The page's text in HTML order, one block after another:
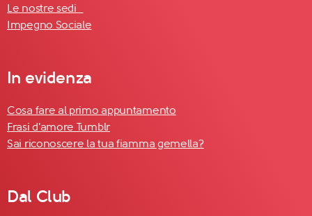
Le nostre sedi
Impegno Sociale
In evidenza
Cosa fare al primo appuntamento
Frasi d'amore Tumblr
Sai riconoscere la tua fiamma gemella?
Dal Club